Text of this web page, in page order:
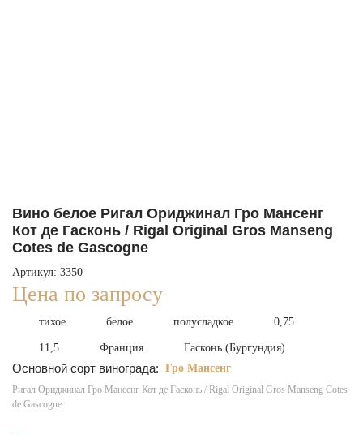
Вино белое Ригал Ориджинал Гро Мансенг
Кот де Гасконь / Rigal Original Gros Manseng
Cotes de Gascogne
Артикул: 3350
Цена по запросу
тихое белое полусладкое 0,75
11,5 Франция Гасконь (Бургундия)
Основной сорт винограда: Гро Мансенг
Ригал Ориджинал Гро Мансенг Кот де Гасконь / Rigal Original Gros Manseng Cotes
de Gascogne